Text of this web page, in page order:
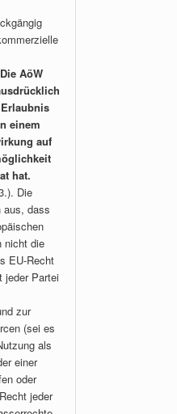
Die AöW
einem
auf
hat.
Die
aus, dass
nicht die
EU-Recht
jeder Partei
zur
(sei es
als
einer
oder
jeder